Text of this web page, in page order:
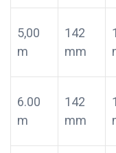
5,00
m
142
mm
6.00
m
142
mm